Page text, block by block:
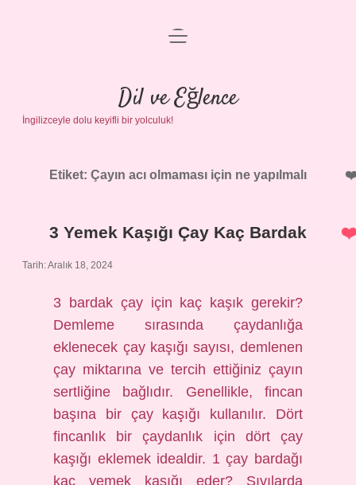
Anasayfa
Gizlilik Politikası
Yasal Uyarı
menüyü
Dil ve Eğlence
İngilizceyle dolu keyifli bir yolculuk!
Etiket: Çayın acı olmaması için ne yapılmalı
3 Yemek Kaşığı Çay Kaç Bardak
Tarih: Aralık 18, 2024
3 bardak çay için kaç kaşık gerekir?
Demleme sırasında çaydanlığa
eklenecek çay kaşığı sayısı, demlenen
çay miktarına ve tercih ettiğiniz çayın
sertliğine bağlıdır. Genellikle, fincan
başına bir çay kaşığı kullanılır. Dört
fincanlık bir çaydanlık için dört çay
kaşığı eklemek idealdir. 1 çay bardağı
kaç yemek kaşığı eder? Sıvılarda